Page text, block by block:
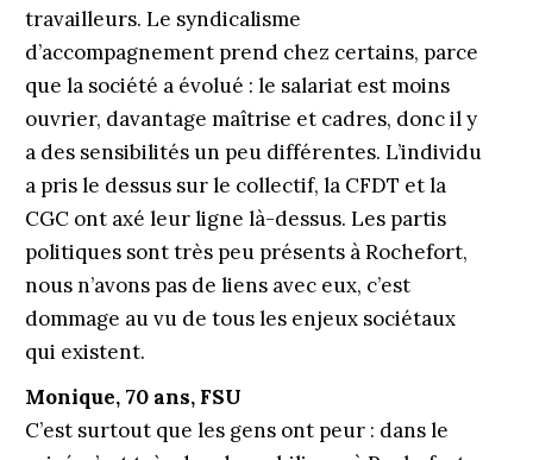
travailleurs. Le syndicalisme
d’accompagnement prend chez certains, parce
que la société a évolué : le salariat est moins
ouvrier, davantage maîtrise et cadres, donc il y
a des sensibilités un peu différentes. L’individu
a pris le dessus sur le collectif, la CFDT et la
CGC ont axé leur ligne là-dessus. Les partis
politiques sont très peu présents à Rochefort,
nous n’avons pas de liens avec eux, c’est
dommage au vu de tous les enjeux sociétaux
qui existent.
Monique, 70 ans, FSU
C’est surtout que les gens ont peur : dans le